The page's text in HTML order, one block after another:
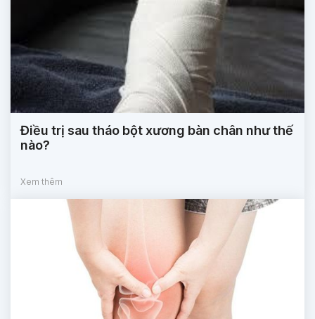
Điều trị sau tháo bột xương bàn chân như thế
nào?
Xem thêm